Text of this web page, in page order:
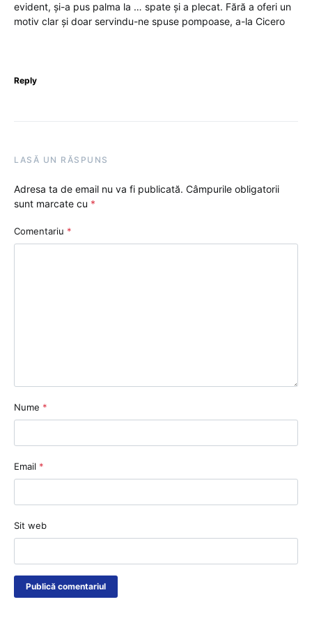
evident, și-a pus palma la … spate și a plecat. Fără a oferi un
motiv clar și doar servindu-ne spuse pompoase, a-la Cicero
Reply
LASĂ UN RĂSPUNS
Adresa ta de email nu va fi publicată. Câmpurile obligatorii
sunt marcate cu *
Comentariu *
Nume *
Email *
Sit web